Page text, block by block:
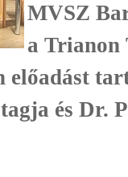
MVSZ
a Trianon
előadást
és Dr.